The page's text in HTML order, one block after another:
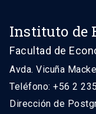
Instituto de
Facultad de
Avda. Vicuña
Teléfono: +56 2
Dirección de